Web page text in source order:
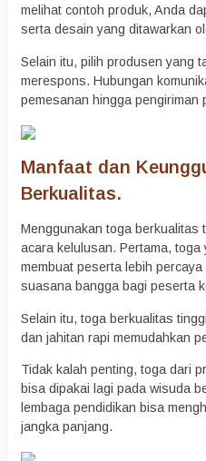
melihat contoh produk, Anda
serta desain yang ditawarkan
Selain itu, pilih produsen yang
merespons. Hubungan
pemesanan hingga pengiriman
Manfaat dan
Berkualitas.
Menggunakan toga berkualitas
acara kelulusan. Pertama,
membuat peserta lebih
suasana bangga bagi peserta
Selain itu, toga berkualitas
dan jahitan rapi memudahkan
Tidak kalah penting, toga dari
bisa dipakai lagi pada wisuda
lembaga pendidikan bisa
jangka panjang.